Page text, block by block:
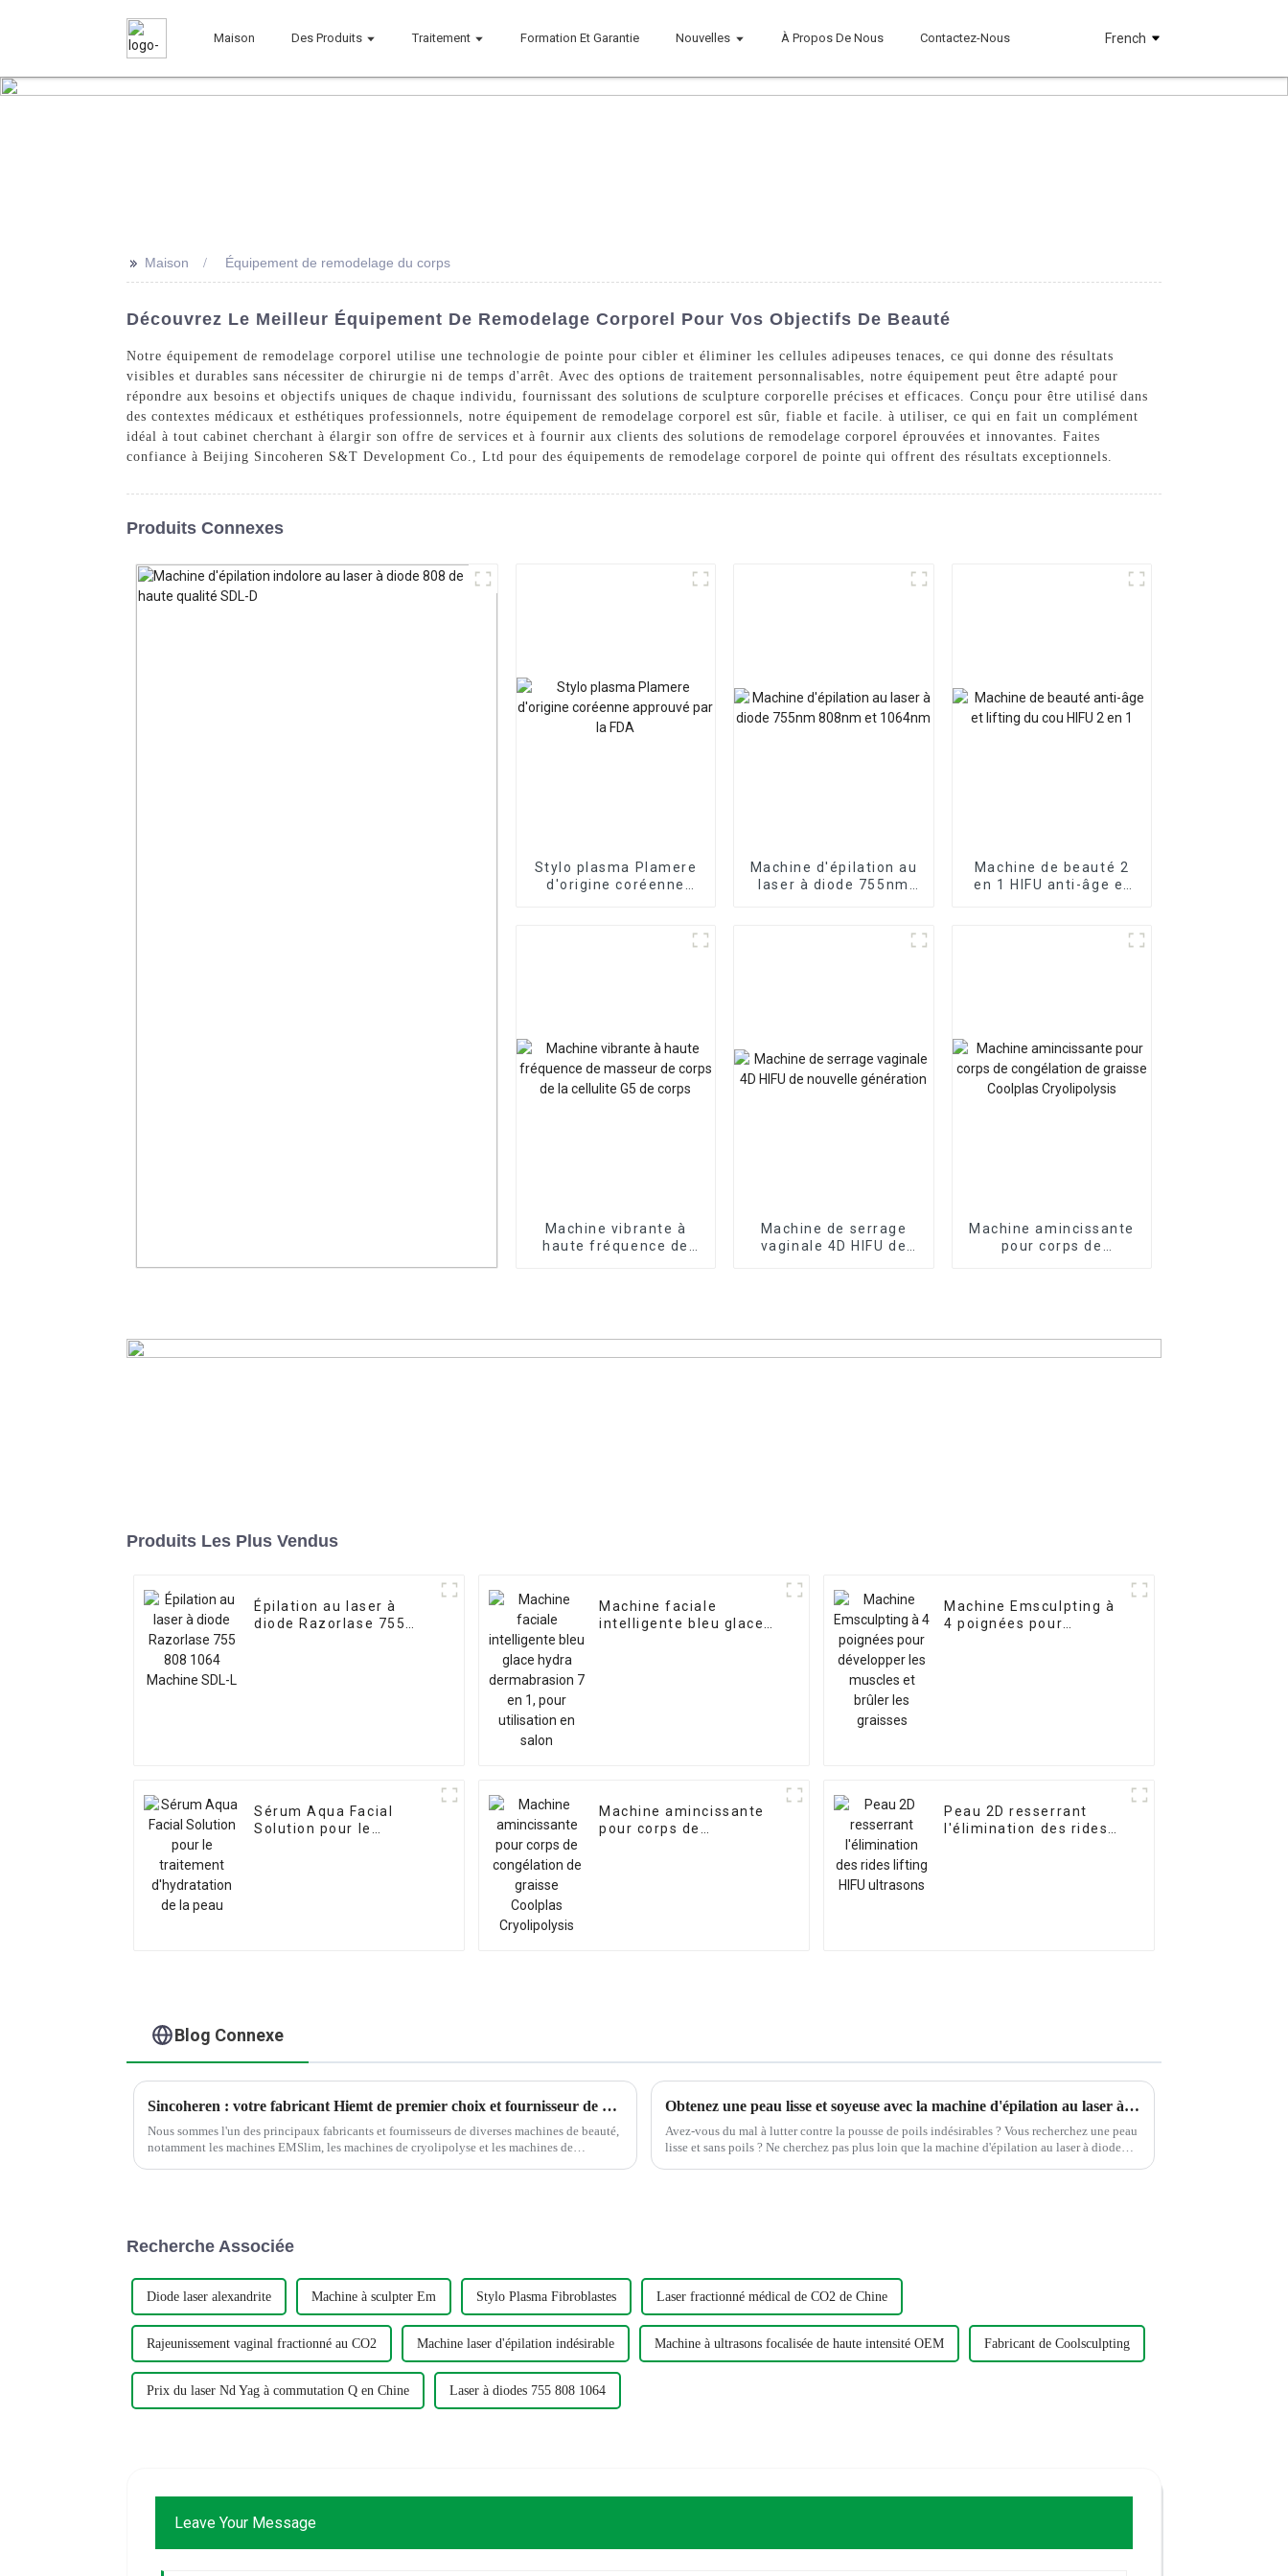
Maison Des Produits Traitement Formation Et Garantie Nouvelles À Propos De Nous Contactez-Nous French
>> Maison Équipement de remodelage du corps
Découvrez Le Meilleur Équipement De Remodelage Corporel Pour Vos Objectifs De Beauté
Notre équipement de remodelage corporel utilise une technologie de pointe pour cibler et éliminer les cellules adipeuses tenaces, ce qui donne des résultats
visibles et durables sans nécessiter de chirurgie ni de temps d'arrêt. Avec des options de traitement personnalisables, notre équipement peut être adapté pour
répondre aux besoins et objectifs uniques de chaque individu, fournissant des solutions de sculpture corporelle précises et efficaces. Conçu pour être utilisé dans
des contextes médicaux et esthétiques professionnels, notre équipement de remodelage corporel est sûr, fiable et facile. à utiliser, ce qui en fait un complément
idéal à tout cabinet cherchant à élargir son offre de services et à fournir aux clients des solutions de remodelage corporel éprouvées et innovantes. Faites
confiance à Beijing Sincoheren S&T Development Co., Ltd pour des équipements de remodelage corporel de pointe qui offrent des résultats exceptionnels.
Produits Connexes
Stylo plasma Plamere
d'origine coréenne
Machine d'épilation au
laser à diode 755nm
Machine de beauté 2
en 1 HIFU anti-âge et
Machine vibrante à
haute fréquence de
Machine de serrage
vaginale 4D HIFU de
Machine amincissante
pour corps de
Produits Les Plus Vendus
Épilation au laser à
diode Razorlase 755
Machine faciale
intelligente bleu glace
Machine Emsculpting à
4 poignées pour
Sérum Aqua Facial
Solution pour le
Machine amincissante
pour corps de
Peau 2D resserrant
l'élimination des rides
Blog Connexe
Sincoheren : votre fabricant Hiemt de premier choix et fournisseur de machines de beauté minces
Nous sommes l'un des principaux fabricants et fournisseurs de diverses machines de beauté,
notamment les machines EMSlim, les machines de cryolipolyse et les machines de
Obtenez une peau lisse et soyeuse avec la machine d'épilation au laser à diode 808 nm approuvée par la FDA de Beijing Sincoheren
Avez-vous du mal à lutter contre la pousse de poils indésirables ? Vous recherchez une peau
lisse et sans poils ? Ne cherchez pas plus loin que la machine d'épilation au laser à diode
Recherche Associée
Diode laser alexandrite Machine à sculpter Em Stylo Plasma Fibroblastes Laser fractionné médical de CO2 de Chine
Rajeunissement vaginal fractionné au CO2 Machine laser d'épilation indésirable Machine à ultrasons focalisée de haute intensité OEM Fabricant de Coolsculpting
Prix ​​​​du laser Nd Yag à commutation Q en Chine Laser à diodes 755 808 1064
Leave Your Message